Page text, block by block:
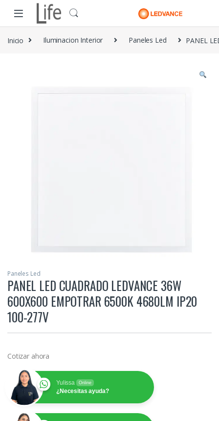
Skip to navigation
Skip to content
Inicio Iluminacion Interior Paneles Led PANEL
Paneles Led
PANEL LED CUADRADO LEDVANCE 36W
600X600 EMPOTRAR 6500K 4680LM IP20
100-277V
Cotizar ahora
Yulissa Online
¿Necesitas ayuda?